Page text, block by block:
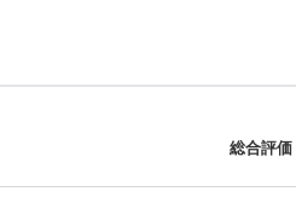
総合評価